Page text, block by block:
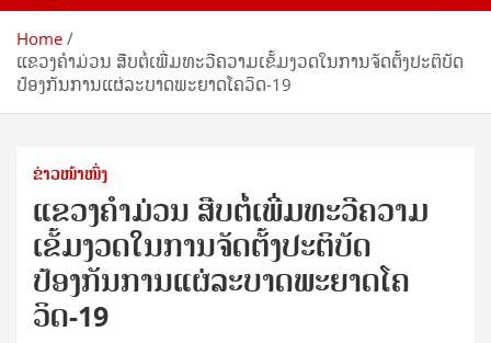
Home
ແຂວງຄໍາມ່ວນ ສືບຕໍ່ເພີ່ມທະວີຄວາມເຂັ້ມງວດໃນການຈັດຕັ້ງປະຕິບັດ
ປ້ອງກັນການແຜ່ລະບາດພະຍາດໂຄວິດ-19
ຂ່າວໜ້າໜຶ່ງ
ແຂວງຄໍາມ່ວນ ສືບຕໍ່ເພີ່ມທະວີຄວາມ
ເຂັ້ມງວດໃນການຈັດຕັ້ງປະຕິບັດ
ປ້ອງກັນການແຜ່ລະບາດພະຍາດໂຄ
ວິດ-19